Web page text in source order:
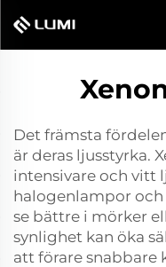
Det främsta
är deras ljusstyrka.
intensivare och vitt
halogenlampor
se bättre i mörker
synlighet kan öka
att förare snabbare